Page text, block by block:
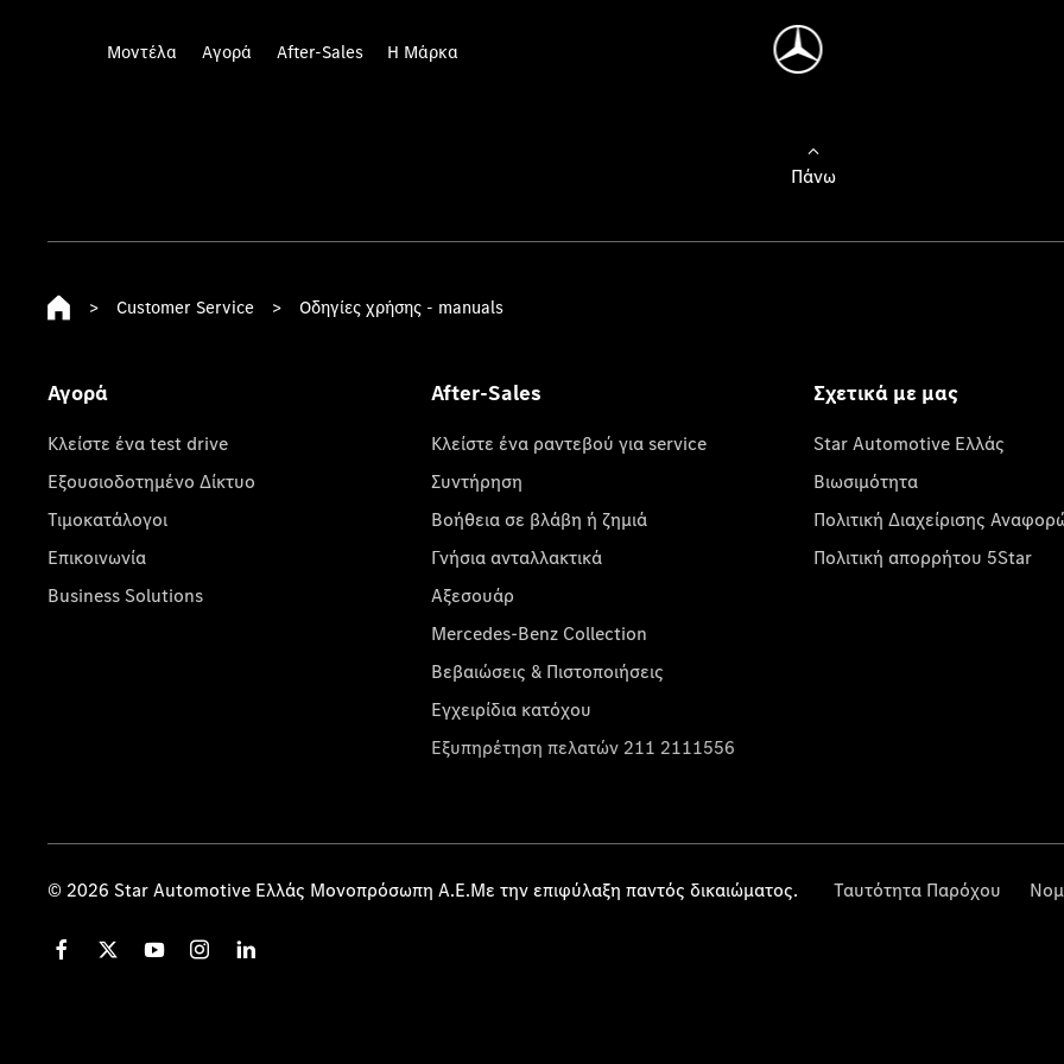
Μοντέλα Αγορά After-Sales Η Μάρκα
Πάνω
> Customer Service > Οδηγίες χρήσης - manuals
Αγορά
Κλείστε ένα test drive
Εξουσιοδοτημένο Δίκτυο
Τιμοκατάλογοι
Επικοινωνία
Business Solutions
After-Sales
Κλείστε ένα ραντεβού για service
Συντήρηση
Βοήθεια σε βλάβη ή ζημιά
Γνήσια ανταλλακτικά
Αξεσουάρ
Mercedes-Benz Collection
Βεβαιώσεις & Πιστοποιήσεις
Εγχειρίδια κατόχου
Εξυπηρέτηση πελατών 211 2111556
Σχετικά με μας
Star Automotive Ελλάς
Βιωσιμότητα
Πολιτική Διαχείρισης
Πολιτική απορρήτου 5Star
© 2026 Star Automotive Ελλάς Μονοπρόσωπη Α.Ε.Με την επιφύλαξη παντός δικαιώματος. Ταυτότητα Παρόχου